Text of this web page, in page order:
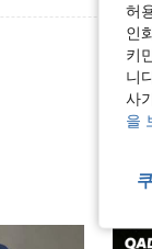
허
인
키
니
사
을